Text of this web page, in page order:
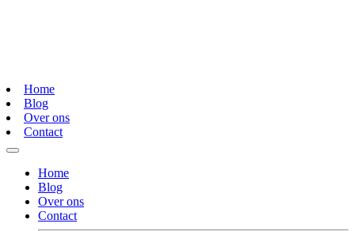
Home
Blog
Over ons
Contact
Home
Blog
Over ons
Contact